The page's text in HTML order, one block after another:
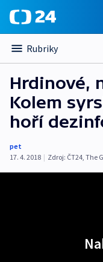
Rubriky
Hrdinové,
Kolem
hoří
pet
17. 4. 2018 | Zdroj: ČT24, The